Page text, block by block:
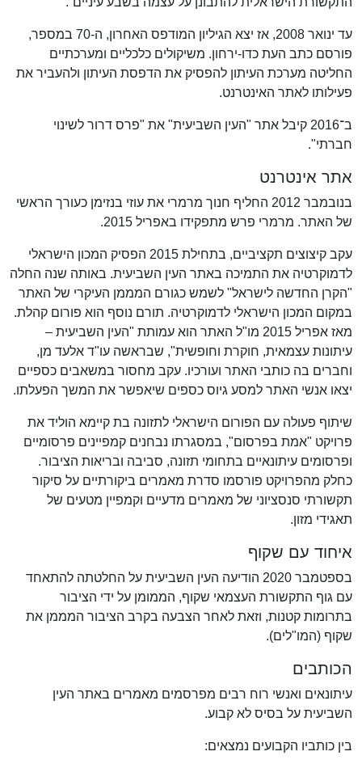
עד ינואר 2008, אז יצא הגיליון המודפס האחרון, ה-70 במספר,
פורסם כתב העת כדו-ירחון. משיקולים כלכליים ומערכתיים
החליטה מערכת העיתון להפסיק את הדפסת העיתון ולהעביר את
פעילותו לאתר האינטרנט.
ב־2016 קיבל אתר "העין השביעית" את "פרס דרור לשינוי
חברתי".
אתר אינטרנט
בנובמבר 2012 החליף חנוך מרמרי את עוזי בנזימן כעורך הראשי
של האתר. מרמרי פרש מתפקידו באפריל 2015.
עקב קיצוצים תקציביים, בתחילת 2015 הפסיק המכון הישראלי
לדמוקרטיה את התמיכה באתר העין השביעית. באותה שנה החלה
"הקרן החדשה לישראל" לשמש כגורם המממן העיקרי של האתר
במקום המכון הישראלי לדמוקרטיה. תורם נוסף הוא פורום קהלת.
מאז אפריל 2015 מו"ל האתר הוא עמותת "העין השביעית –
עיתונות עצמאית, חוקרת וחופשית", שבראשה עו"ד אלעד מן,
וחברים בה כותבי האתר ועורכיו. עקב מחסור במשאבים כספיים
יצאו אנשי האתר למסע גיוס כספים שיאפשר את המשך הפעלתו.
שיתוף פעולה עם הפורום הישראלי לתזונה בת קיימא הוליד את
פרויקט "אמת בפרסום", במסגרתו נבחנים קמפיינים פרסומיים
ופרסומים עיתונאיים בתחומי תזונה, סביבה ובריאות הציבור.
כחלק מהפרויקט פורסמו סדרת מאמרים ביקורתיים על סיקור
תקשורתי סנסציוני של מאמרים מדעיים וקמפיין מטעים של
תאגידי מזון.
איחוד עם שקוף
בספטמבר 2020 הודיעה העין השביעית על החלטתה להתאחד
עם גוף התקשורת העצמאי שקוף, הממומן על ידי הציבור
בתרומות קטנות, וזאת לאחר הצבעה בקרב הציבור המממן את
שקוף (המו"לים).
הכותבים
עיתונאים ואנשי רוח רבים מפרסמים מאמרים באתר העין
השביעית על בסיס לא קבוע.
בין כותביו הקבועים נמצאים: